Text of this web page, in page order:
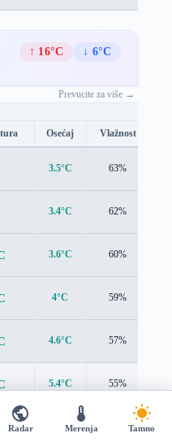
↑ 16°C
↓ 6°C
Prevucite za više →
Osećaj Vlažnost
3.5°C 63%
3.4°C 62%
3.6°C 60%
4°C 59%
4.6°C 57%
5.4°C 55%
6.3°C
Radar Merenja Tamno